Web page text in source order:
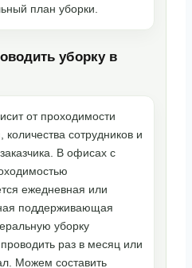
план уборки.
уборку в
от проходимости
сотрудников и
В офисах с
ежедневная или
поддерживающая
уборку
раз в месяц или
Можем составить